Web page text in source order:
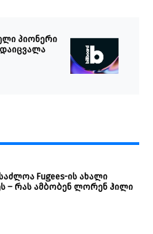
პიონერი
Fugees-ის ახალი
– რას ამბობენ ლორენ ჰილი